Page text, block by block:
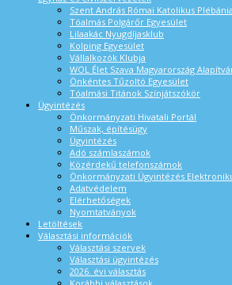
Szent András Római Katolikus Plébánia
Tóalmás Polgárőr Egyesület
Lilaakác Nyugdíjasklub
Kolping Egyesület
Vállalkozók Klubja
WOL Élet Szava Magyarország
Önkéntes Tűzoltó Egyesület
Tóalmási Titánok Színjátszókör
Ügyintézés
Önkormányzati Hivatali Portál
Műszak, építésügy
Ügyintézés
Adó számlaszámok
Közérdekű telefonszámok
Önkormányzati Ügyintézés
Adatvédelem
Elérhetőségek
Nyomtatványok
Letöltések
Választási információk
Választási szervek
Választási ügyintézés
2026. évi választás